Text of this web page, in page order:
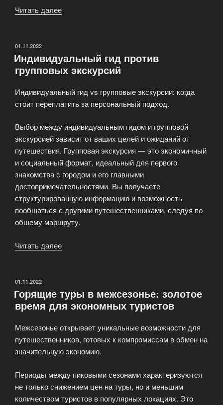
Читать далее
литературные
маршруты
паломничества»
ОПУБЛИКОВАНО
01.11.2022
Индивидуальный гид против
групповых экскурсий
Индивидуальный гид vs групповые экскурсии: когда
стоит переплатить за персональный подход.
Выбор между индивидуальным гидом и групповой
экскурсией зависит от ваших целей и ожиданий от
путешествия. Групповая экскурсия — это экономичный
и социальный формат, идеальный для первого
знакомства с городом и его главными
достопримечательностями. Вы получаете
структурированную информацию и возможность
пообщаться с другими путешественниками, следуя по
общему маршруту.
Читать далее
экскурсий»
ОПУБЛИКОВАНО
01.11.2022
Горящие туры в межсезонье: золотое
время для экономных туристов
Межсезонье открывает уникальные возможности для
путешественников, готовых к компромиссам в обмен на
значительную экономию.
Периоды между пиковыми сезонами характеризуются
не только снижением цен на туры, но и меньшим
количеством туристов в популярных локациях. Это